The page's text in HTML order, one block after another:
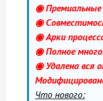
◉ Премиальные
◉
◉ Арки
◉ Полное
◉ Удалена вся
Что нового: